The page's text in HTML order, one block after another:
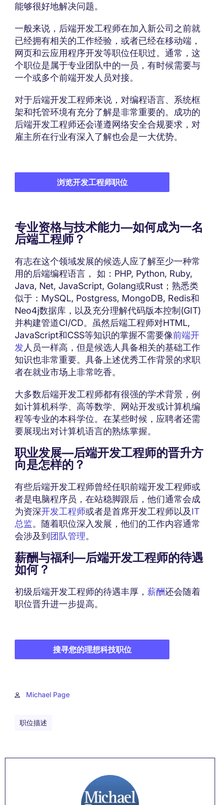
能够很好地解决问题。
一般来说，后端开发工程师在加入新公司之前就
已经拥有相关的工作经验，或者已经在移动端，
网页和云应用程序开发等职位任职过。通常，这
个职位是属于专业团队中的一员，有时候需要与
一个或多个前端开发人员对接。
对于后端开发工程师来说，对编程语言、系统框
架和托管环境有充分了解是非常重要的。成功的
后端开发工程师还会谨遵网络安全合规要求，对
雇主所在行业有深入了解也会是一大优势。
浏览开发工程师职位
专业资格与技术能力—如何成为一名
后端工程师？
有志在这个领域发展的候选人应了解至少一种常
用的后端编程语言， 如：PHP, Python, Ruby,
Java, Net, JavaScript, Golang或Rust；熟悉类
似于：MySQL, Postgress, MongoDB, Redis和
Neo4j数据库，以及充分理解代码版本控制(GIT)
并构建管道CI/CD。虽然后端工程师对HTML,
JavaScript和CSS等知识的掌握不需要像前端开
发人员一样高，但是候选人具备相关的基础工作
知识也非常重要。具备上述优秀工作背景的求职
者在就业市场上非常吃香。
大多数后端开发工程师都有很强的学术背景，例
如计算机科学、高等数学、网站开发或计算机编
程等专业的本科学位。在某些时候，应聘者还需
要展现出对计算机语言的熟练掌握。
职业发展—后端开发工程师的晋升方
向是怎样的？
有些后端开发工程师曾经任职前端开发工程师或
者是电脑程序员，在站稳脚跟后，他们通常会成
为资深开发工程师或者是首席开发工程师以及IT
总监。随着职位深入发展，他们的工作内容通常
会涉及到团队管理。
薪酬与福利—后端开发工程师的待遇
如何？
初级后端开发工程师的待遇丰厚， 薪酬还会随着
职位晋升进一步提高。
搜寻您的理想科技职位
Michael Page
职位描述